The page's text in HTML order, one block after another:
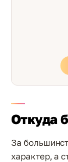
Откуда
За
характер, а